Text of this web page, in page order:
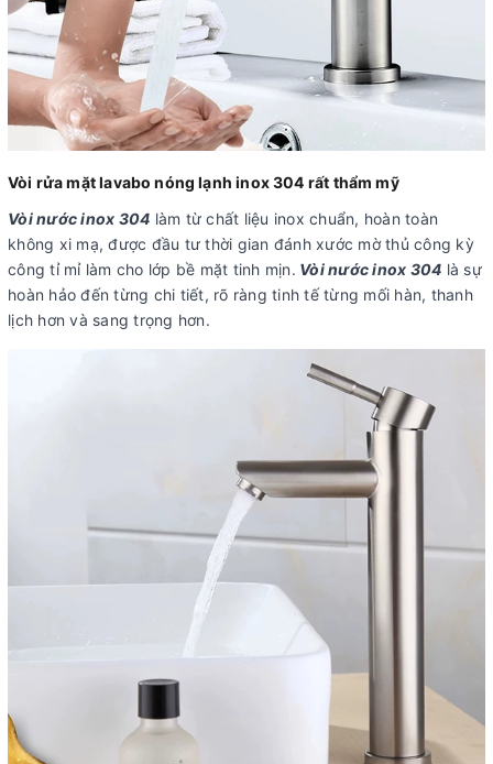
Vòi rửa mặt lavabo nóng lạnh inox 304 rất thẩm mỹ
Vòi nước inox 304 làm từ chất liệu inox chuẩn, hoàn toàn
không xi mạ, được đầu tư thời gian đánh xước mờ thủ công kỳ
công tỉ mỉ làm cho lớp bề mặt tinh mịn. Vòi nước inox 304 là sự
hoàn hảo đến từng chi tiết, rõ ràng tinh tế từng mối hàn, thanh
lịch hơn và sang trọng hơn.